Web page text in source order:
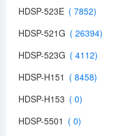
HDSP-523E
HDSP-521G
HDSP-523G
HDSP-H151
HDSP-H153
HDSP-5501